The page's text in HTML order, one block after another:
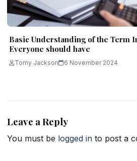
Basic Understanding of the Term
Everyone should have
Tomy Jackson 6 November 2024
Leave a Reply
You must be logged in to post a